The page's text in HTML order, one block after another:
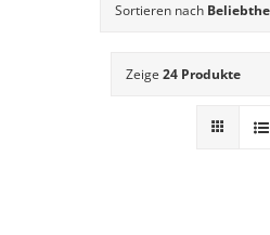
Sortieren nach
Zeige 24 Produkte